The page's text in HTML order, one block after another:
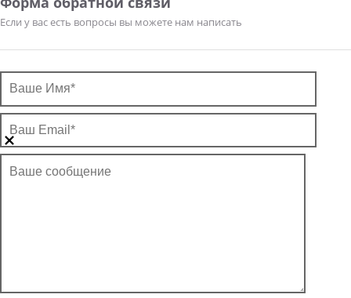
Если у вас есть вопросы вы можете нам написать